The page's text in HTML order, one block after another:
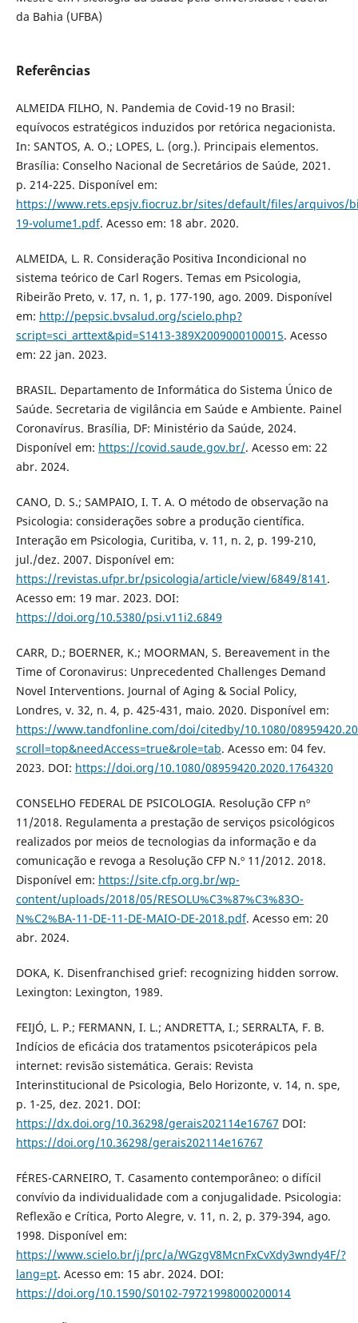
da Bahia (UFBA)
Referências
ALMEIDA FILHO, N. Pandemia de Covid-19 no Brasil:
equívocos estratégicos induzidos por retórica negacionista.
In: SANTOS, A. O.; LOPES, L. (org.). Principais elementos.
Brasília: Conselho Nacional de Secretários de Saúde, 2021.
p. 214-225. Disponível em:
https://www.rets.epsjv.fiocruz.br/sites/default/files/arquivos/
19-volume1.pdf. Acesso em: 18 abr. 2020.
ALMEIDA, L. R. Consideração Positiva Incondicional no
sistema teórico de Carl Rogers. Temas em Psicologia,
Ribeirão Preto, v. 17, n. 1, p. 177-190, ago. 2009. Disponível
em: http://pepsic.bvsalud.org/scielo.php?
script=sci_arttext&pid=S1413-389X2009000100015. Acesso
em: 22 jan. 2023.
BRASIL. Departamento de Informática do Sistema Único de
Saúde. Secretaria de vigilância em Saúde e Ambiente. Painel
Coronavírus. Brasília, DF: Ministério da Saúde, 2024.
Disponível em: https://covid.saude.gov.br/. Acesso em: 22
abr. 2024.
CANO, D. S.; SAMPAIO, I. T. A. O método de observação na
Psicologia: considerações sobre a produção cientíﬁca.
Interação em Psicologia, Curitiba, v. 11, n. 2, p. 199-210,
jul./dez. 2007. Disponível em:
https://revistas.ufpr.br/psicologia/article/view/6849/8141 .
Acesso em: 19 mar. 2023. DOI:
https://doi.org/10.5380/psi.v11i2.6849
CARR, D.; BOERNER, K.; MOORMAN, S. Bereavement in the
Time of Coronavirus: Unprecedented Challenges Demand
Novel Interventions. Journal of Aging & Social Policy,
Londres, v. 32, n. 4, p. 425-431, maio. 2020. Disponível em:
https://www.tandfonline.com/doi/citedby/10.1080/
scroll=top&needAccess=true&role=tab. Acesso em: 04 fev.
2023. DOI: https://doi.org/10.1080/08959420.2020.1764320
CONSELHO FEDERAL DE PSICOLOGIA. Resolução CFP nº
11/2018. Regulamenta a prestação de serviços psicológicos
realizados por meios de tecnologias da informação e da
comunicação e revoga a Resolução CFP N.º 11/2012. 2018.
Disponível em: https://site.cfp.org.br/wp-
content/uploads/2018/05/RESOLU%C3%87%C3%83O-
N%C2%BA-11-DE-11-DE-MAIO-DE-2018.pdf. Acesso em: 20
abr. 2024.
DOKA, K. Disenfranchised grief: recognizing hidden sorrow.
Lexington: Lexington, 1989.
FEIJÓ, L. P.; FERMANN, I. L.; ANDRETTA, I.; SERRALTA, F. B.
Indícios de eficácia dos tratamentos psicoterápicos pela
internet: revisão sistemática. Gerais: Revista
Interinstitucional de Psicologia, Belo Horizonte, v. 14, n. spe,
p. 1-25, dez. 2021. DOI:
https://dx.doi.org/10.36298/gerais202114e16767 DOI:
https://doi.org/10.36298/gerais202114e16767
FÉRES-CARNEIRO, T. Casamento contemporâneo: o difícil
convívio da individualidade com a conjugalidade. Psicologia:
Reflexão e Crítica, Porto Alegre, v. 11, n. 2, p. 379-394, ago.
1998. Disponível em:
https://www.scielo.br/j/prc/a/WGzgV8McnFxCvXdy3wndy4F/?
lang=pt. Acesso em: 15 abr. 2024. DOI:
https://doi.org/10.1590/S0102-79721998000200014